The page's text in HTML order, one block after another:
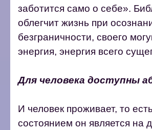
заботится само о себе».
облегчит жизнь при
безграничности, своего
энергия, энергия всего
Для человека доступны
И человек проживает, то
состоянием он является